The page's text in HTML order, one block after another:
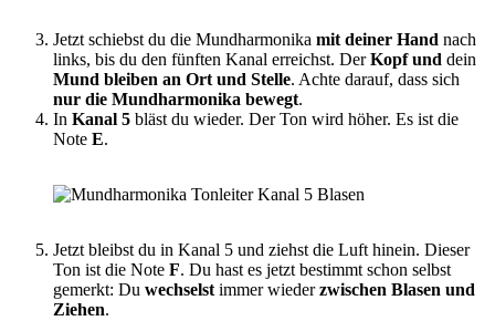
Jetzt schiebst du die Mundharmonika mit deiner Hand nach
links, bis du den fünften Kanal erreichst. DerKopf und dein
Mund bleiben an Ort und Stelle. Achte darauf, dass sich
nur die Mundharmonika bewegt.
In Kanal 5 bläst du wieder. Der Ton wird höher. Es ist die
Note E.
Jetzt bleibst du in Kanal 5 und ziehst die Luft hinein. Dieser
Ton ist die Note F. Du hast es jetzt bestimmt schon selbst
gemerkt: Du wechselstimmer wiederzwischen Blasen und
Ziehen.